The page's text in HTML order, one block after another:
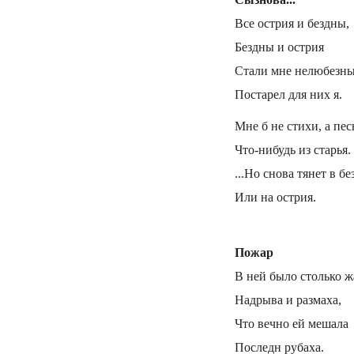
Все острия и бездны,
Бездны и острия
Стали мне
Постарел для них я.
Мне б не стихи, а
Что-нибудь из старья.
...Но снова тянет в
Или на острия.
Пожар
В ней было столько
Надрыва и размаха,
Что вечно ей мешала
Последн рубаха.